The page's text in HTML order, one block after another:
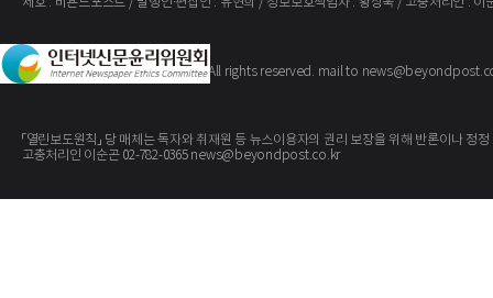
Copyright ©The BeyondPost. All rights reserved. mail to
「열린보도원칙」 당 매체는 독자와 취재원 등 뉴스이용자의 권리 보장을 위해 반론이나
고충처리인 이순곤 02-782-0365 news@beyondpost.co.kr